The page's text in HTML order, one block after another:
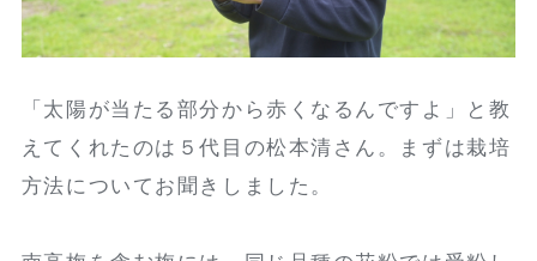
「太陽が当たる部分から赤くなるんですよ」と教
えてくれたのは５代目の松本清さん。まずは栽培
方法についてお聞きしました。